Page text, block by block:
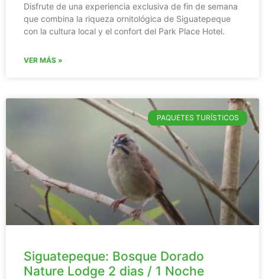
Disfrute de una experiencia exclusiva de fin de semana
que combina la riqueza ornitológica de Siguatepeque
con la cultura local y el confort del Park Place Hotel.
VER MÁS »
PAQUETES TURÍSTICOS
Siguatepeque: Bosque Dorado
Nature Lodge 2 dias / 1 Noche